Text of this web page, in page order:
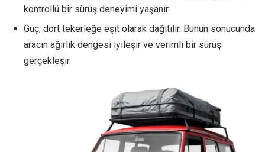
kontrollü bir sürüş deneyimi yaşanır.
Güç, dört tekerleğe eşit olarak dağıtılır. Bunun sonucunda
aracın ağırlık dengesi iyileşir ve verimli bir sürüş
gerçekleşir.